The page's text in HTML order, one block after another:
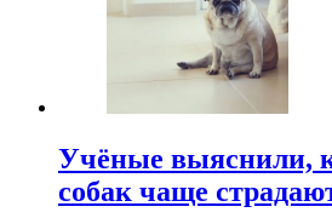
Учёные выяснили,
собак чаще